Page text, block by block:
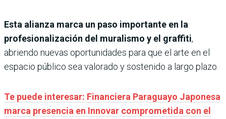
Esta alianza marca un paso importante en la
profesionalización del muralismo y el graffiti,
abriendo nuevas oportunidades para que el arte en el
espacio público sea valorado y sostenido a largo plazo.
Te puede interesar: Financiera Paraguayo Japonesa
marca presencia en Innovar comprometida con el